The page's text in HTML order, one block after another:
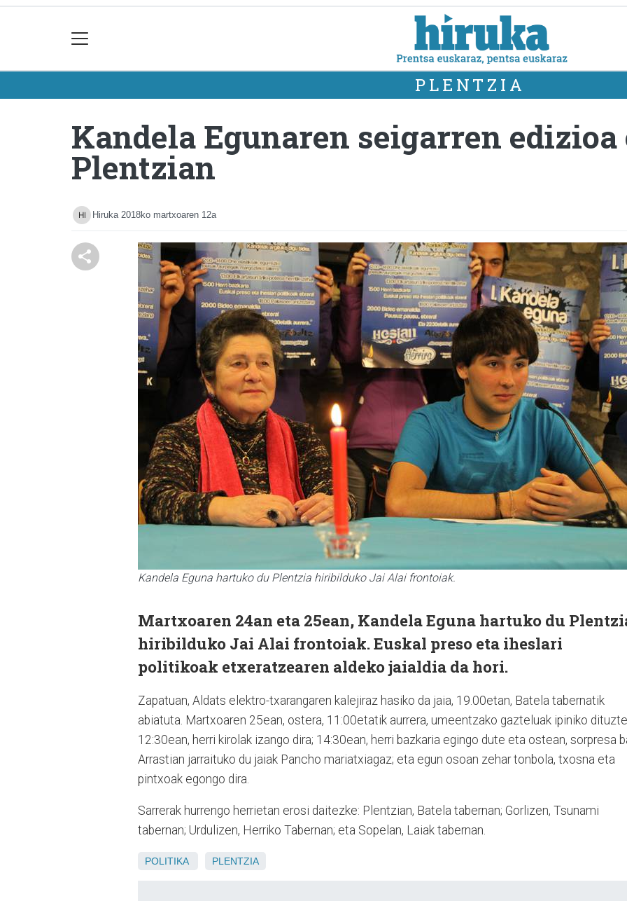
PLENTZIA
Kandela Egunaren seigarren
Plentzian
Hiruka 2018ko martxoaren 12a
Kandela Eguna hartuko du Plentzia hiribilduko Jai Alai frontoiak.
Martxoaren 24an eta 25ean, Kandela Eguna hartuko du
hiribilduko Jai Alai frontoiak. Euskal preso eta iheslari
politikoak etxeratzearen aldeko jaialdia da hori.
Zapatuan, Aldats elektro-txarangaren kalejiraz hasiko da jaia, 19.00etan, Batela tabernatik
abiatuta. Martxoaren 25ean, ostera, 11:00etatik aurrera, umeentzako gazteluak ipiniko
12:30ean, herri kirolak izango dira; 14:30ean, herri bazkaria egingo dute eta ostean, sorpresa
Arrastian jarraituko du jaiak Pancho mariatxiagaz; eta egun osoan zehar tonbola, txosna eta
pintxoak egongo dira.
Sarrerak hurrengo herrietan erosi daitezke: Plentzian, Batela tabernan; Gorlizen, Tsunami
tabernan; Urdulizen, Herriko Tabernan; eta Sopelan, Laiak tabernan.
POLITIKA PLENTZIA